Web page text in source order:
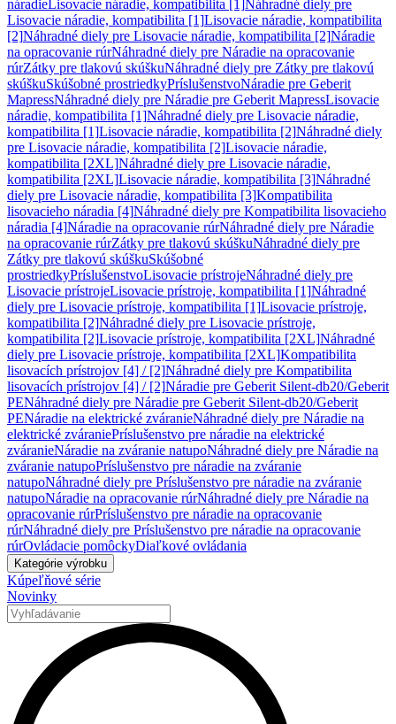
náradieLisovacie náradie, kompatibilita [1]Náhradné diely pre
Lisovacie náradie, kompatibilita [1]Lisovacie náradie, kompatibilita
[2]Náhradné diely pre Lisovacie náradie, kompatibilita [2]Náradie
na opracovanie rúrNáhradné diely pre Náradie na opracovanie
rúrZátky pre tlakovú skúškuNáhradné diely pre Zátky pre tlakovú
skúškuSkúšobné prostriedkyPríslušenstvoNáradie pre Geberit
MapressNáhradné diely pre Náradie pre Geberit MapressLisovacie
náradie, kompatibilita [1]Náhradné diely pre Lisovacie náradie,
kompatibilita [1]Lisovacie náradie, kompatibilita [2]Náhradné diely
pre Lisovacie náradie, kompatibilita [2]Lisovacie náradie,
kompatibilita [2XL]Náhradné diely pre Lisovacie náradie,
kompatibilita [2XL]Lisovacie náradie, kompatibilita [3]Náhradné
diely pre Lisovacie náradie, kompatibilita [3]Kompatibilita
lisovacieho náradia [4]Náhradné diely pre Kompatibilita lisovacieho
náradia [4]Náradie na opracovanie rúrNáhradné diely pre Náradie
na opracovanie rúrZátky pre tlakovú skúškuNáhradné diely pre
Zátky pre tlakovú skúškuSkúšobné
prostriedkyPríslušenstvoLisovacie prístrojeNáhradné diely pre
Lisovacie prístrojeLisovacie prístroje, kompatibilita [1]Náhradné
diely pre Lisovacie prístroje, kompatibilita [1]Lisovacie prístroje,
kompatibilita [2]Náhradné diely pre Lisovacie prístroje,
kompatibilita [2]Lisovacie prístroje, kompatibilita [2XL]Náhradné
diely pre Lisovacie prístroje, kompatibilita [2XL]Kompatibilita
lisovacích prístrojov [4] / [2]Náhradné diely pre Kompatibilita
lisovacích prístrojov [4] / [2]Náradie pre Geberit Silent-db20/Geberit
PENáhradné diely pre Náradie pre Geberit Silent-db20/Geberit
PENáradie na elektrické zváranieNáhradné diely pre Náradie na
elektrické zváraniePríslušenstvo pre náradie na elektrické
zváranieNáradie na zváranie natupoNáhradné diely pre Náradie na
zváranie natupoPríslušenstvo pre náradie na zváranie
natupoNáhradné diely pre Príslušenstvo pre náradie na zváranie
natupoNáradie na opracovanie rúrNáhradné diely pre Náradie na
opracovanie rúrPríslušenstvo pre náradie na opracovanie
rúrNáhradné diely pre Príslušenstvo pre náradie na opracovanie
rúrOvládacie pomôckyDiaľkové ovládania
Kategórie výrobku
Kúpeľňové série
Novinky